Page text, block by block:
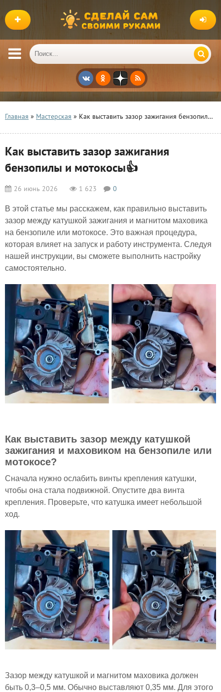
Главная » Мастерская » Как выставить зазор зажигания бензопилы и мотокосы👍
Как выставить зазор зажигания
бензопилы и мотокосы👍
26 июнь 2026 1 623 0
В этой статье мы расскажем, как правильно выставить
зазор между катушкой зажигания и магнитом маховика
на бензопиле или мотокосе. Это важная процедура,
которая влияет на запуск и работу инструмента. Следуя
нашей инструкции, вы сможете выполнить настройку
самостоятельно.
Как выставить зазор между катушкой
зажигания и маховиком на бензопиле или
мотокосе?
Сначала нужно ослабить винты крепления катушки,
чтобы она стала подвижной. Опустите два винта
крепления. Проверьте, что катушка имеет небольшой
ход.
Зазор между катушкой и магнитом маховика должен
быть 0,3–0,5 мм. Обычно выставляют 0,35 мм. Для этого